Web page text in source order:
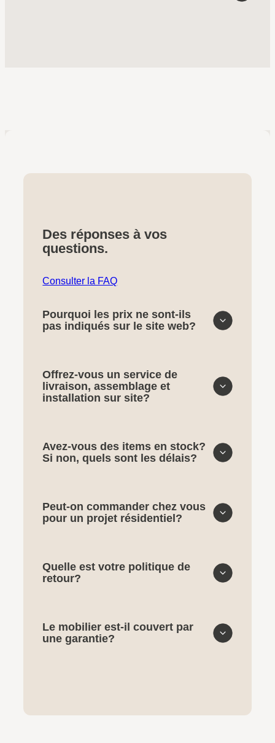
Des réponses à vos
questions.
Consulter la FAQ
Pourquoi les prix ne sont-ils
pas indiqués sur le site web?
Offrez-vous un service de
livraison, assemblage et
installation sur site?
Avez-vous des items en stock?
Si non, quels sont les délais?
Peut-on commander chez vous
pour un projet résidentiel?
Quelle est votre politique de
retour?
Le mobilier est-il couvert par
une garantie?